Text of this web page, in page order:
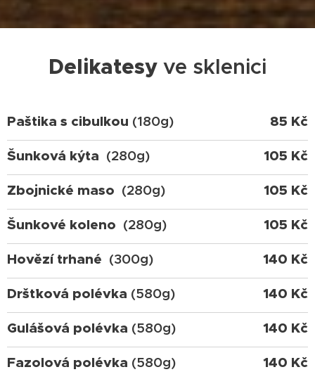
Delikatesy ve sklenici
Paštika s cibulkou (180g)
85 Kč
Šunková kýta (280g)
105 Kč
Zbojnické maso (280g)
105 Kč
Šunkové koleno (280g)
105 Kč
Hovězí trhané (300g)
140 Kč
Dršťková polévka (580g)
140 Kč
Gulášová polévka (580g)
140 Kč
Fazolová polévka (580g)
140 Kč